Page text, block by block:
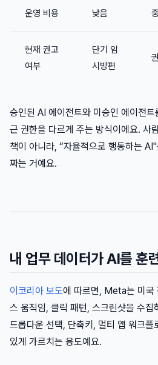
운영 비용 낮음
현재 권고
여부
단기 임
시방편
승인된 AI 에이전트와 미승인 에이전
근 권한을 다르게 주는 방식이에요. 사
책이 아니라, “자율적으로 행동하는
짜는 거예요.
내 업무 데이터가 AI를 훈
이코리아 보도에 따르면, Meta는 미국
스 움직임, 클릭 패턴, 스크린샷을 수
드롭다운 선택, 단축키, 멀티 앱 워크플
있게 가르치는 용도예요.